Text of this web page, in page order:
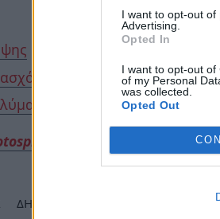
I want to opt-out of
Advertising.
Opted In
I want to opt-out of
of my Personal
was collected.
Opted Out
12μήνου
στο Google News και
ΔΗΜΟΣ ΜΟΝΕΜΒΑΣΙΑΣ